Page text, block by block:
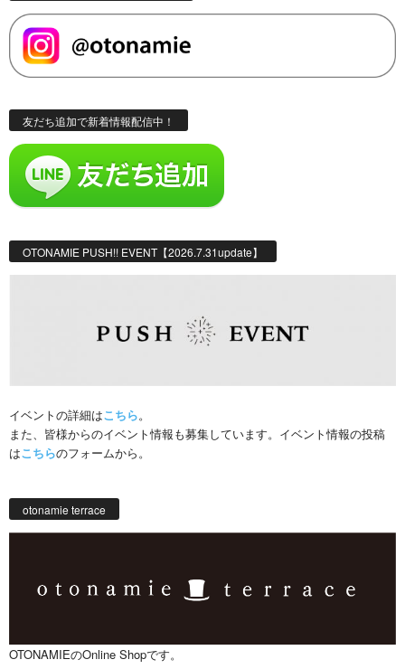
友だち追加で新着情報配信中！
OTONAMIE PUSH!! EVENT【2026.7.31update】
イベントの詳細はこちら。
また、皆様からのイベント情報も募集しています。イベント情報の投稿
はこちらのフォームから。
otonamie terrace
OTONAMIEのOnline Shopです。